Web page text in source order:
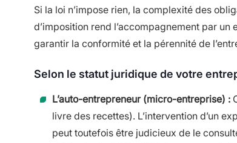
Si la loi n’impose rien, la complexité des
d’imposition rend l’accompagnement par
garantir la conformité et la pérennité de
Selon le statut juridique de votre
L’auto-entrepreneur (micro-entreprise) :
livre des recettes). L’intervention d’un
peut toutefois être judicieux de le